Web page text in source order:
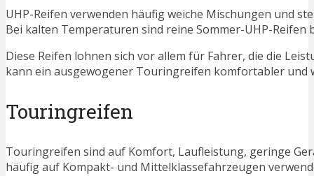
UHP-Reifen verwenden häufig weiche Mischungen und
Bei kalten Temperaturen sind reine Sommer-UHP-Reifen
Diese Reifen lohnen sich vor allem für Fahrer, die die
kann ein ausgewogener Touringreifen komfortabler und
Touringreifen
Touringreifen sind auf Komfort, Laufleistung, geringe
häufig auf Kompakt- und Mittelklassefahrzeugen